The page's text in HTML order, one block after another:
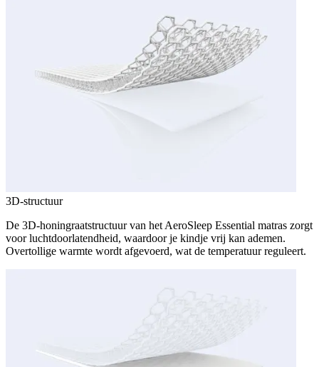
3D-structuur
De 3D-honingraatstructuur van het AeroSleep Essential matras zorgt
voor luchtdoorlatendheid, waardoor je kindje vrij kan ademen.
Overtollige warmte wordt afgevoerd, wat de temperatuur reguleert.